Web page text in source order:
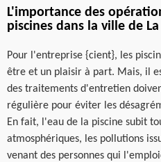
L'importance des
piscines dans la ville de
Pour l'entreprise {cient}, les
être et un plaisir à part. Mais, il
des traitements d'entretien
régulière pour éviter les
En fait, l'eau de la piscine subit
atmosphériques, les pollutions
venant des personnes qui